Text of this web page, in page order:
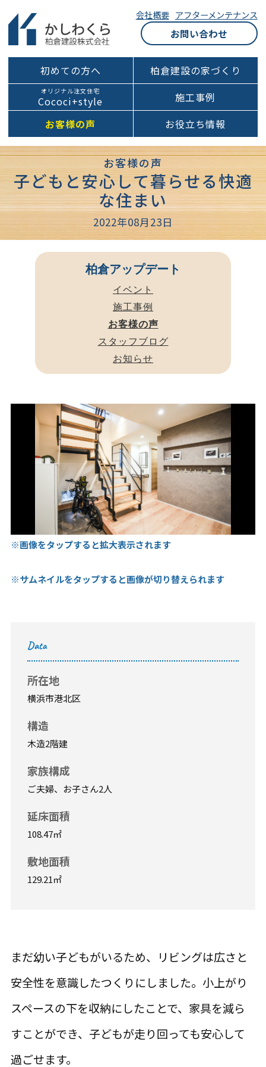
会社概要 アフターメンテナンス
お問い合わせ
初めての方へ 柏倉建設の家づくり
オリジナル注文住宅
Cococi+style
施工事例
お客様の声
お役立ち情報
お客様の声
子どもと安心して暮らせる快適
な住まい
2022年08月23日
※画像をタップすると拡大表示されます
※サムネイルをタップすると画像が切り替えられます
Data
所在地
横浜市港北区
構造
木造2階建
家族構成
ご夫婦、お子さん2人
延床面積
108.47㎡
敷地面積
129.21㎡
まだ幼い子どもがいるため、リビングは広さと
安全性を意識したつくりにしました。小上がり
スペースの下を収納にしたことで、家具を減ら
すことができ、子どもが走り回っても安心して
過ごせます。
柏倉アップデート
イベント
施工事例
お客様の声
スタッフブログ
お知らせ